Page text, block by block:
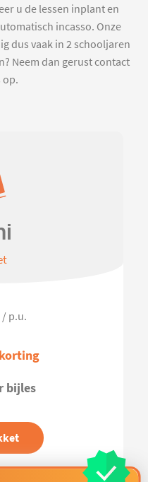
u de lessen inplant en
incasso. Onze
dus vaak in 2 schooljaren
Neem dan gerust contact
op.
/ p.u.
bijles